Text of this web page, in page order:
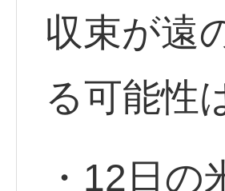
収束が遠
る可能性
・12日